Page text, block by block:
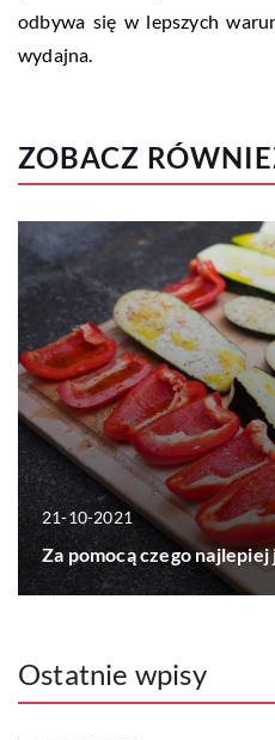
odbywa się w lepszych
wydajna.
ZOBACZ
21-10-2021
Za pomocą czego
Ostatnie wpisy